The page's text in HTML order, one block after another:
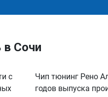
в Сочи
с
Чип тюнинг Рено
годов выпуска